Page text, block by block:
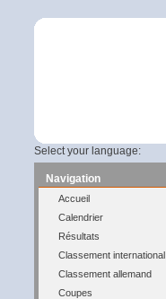
Select your language:
Navigation
Accueil
Calendrier
Résultats
Classement international
Classement allemand
Coupes